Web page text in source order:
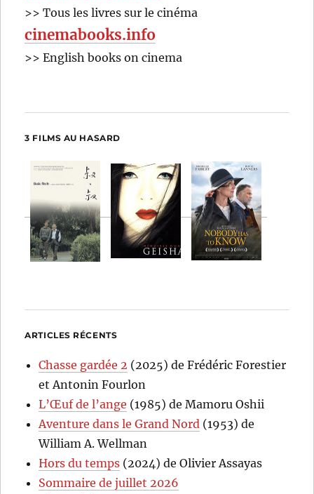
>> Tous les livres sur le cinéma
cinemabooks.info
>> English books on cinema
3 FILMS AU HASARD
ARTICLES RÉCENTS
Chasse gardée 2 (2025) de Frédéric Forestier
et Antonin Fourlon
L’Œuf de l’ange (1985) de Mamoru Oshii
Aventure dans le Grand Nord (1953) de
William A. Wellman
Hors du temps (2024) de Olivier Assayas
Sommaire de juillet 2026